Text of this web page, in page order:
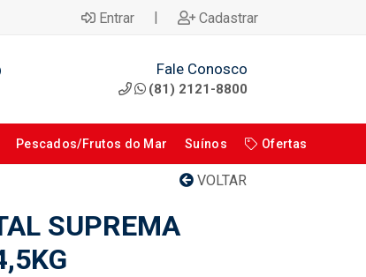
Entrar | Cadastrar
Fale Conosco
(81) 2121-8800
Pescados/Frutos do Mar Suínos Ofertas
VOLTAR
SUPREMA